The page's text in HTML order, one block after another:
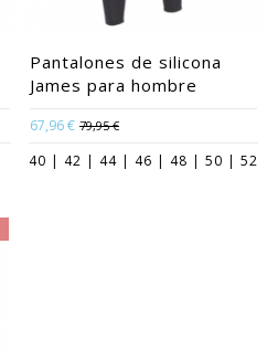
Pantalones de silicona
James para hombre
67,96 € 79,95 €
40 | 42 | 44 | 46 | 48 | 50 | 52